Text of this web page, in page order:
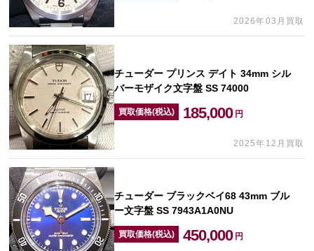
2026年03月買取
チューダー プリンス デイト 34mm シル
バーモザイク文字盤 SS 74000
買取価格(税込) 185,000 円
2025年12月買取
チューダー ブラックベイ68 43mm ブル
ー文字盤 SS 7943A1A0NU
買取価格(税込) 450,000 円